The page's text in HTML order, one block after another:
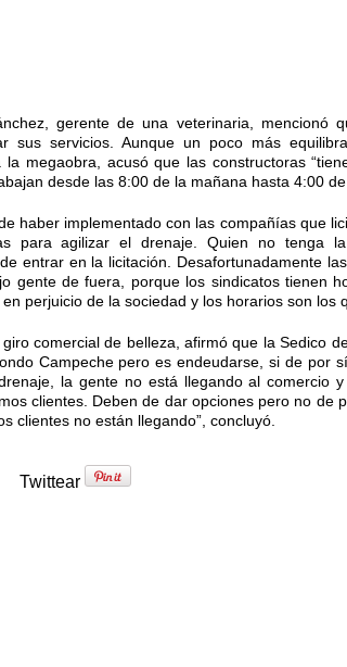
gerente de una veterinaria, mencionó
sus servicios. Aunque un poco más
la megaobra, acusó que las constructoras
desde las 8:00 de la mañana hasta 4:00
haber implementado con las compañías que
para agilizar el drenaje. Quien no tenga
entrar en la licitación. Desafortunadamente
gente de fuera, porque los sindicatos tienen
perjuicio de la sociedad y los horarios son los
comercial de belleza, afirmó que la Sedico
Campeche pero es endeudarse, si de por
la gente no está llegando al comercio
clientes. Deben de dar opciones pero no de
clientes no están llegando”, concluyó.
Twittear